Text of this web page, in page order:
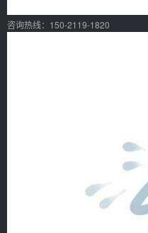
咨询热线：150-2119-1820